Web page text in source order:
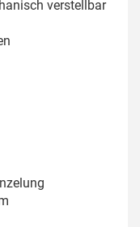
verstellbar